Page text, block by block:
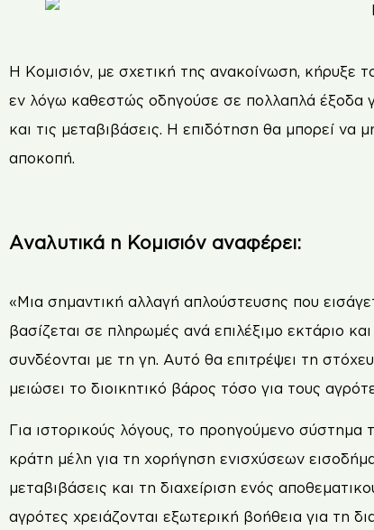
Η Κομισιόν, με σχετική της ανακοίνωση, κήρυξε
εν λόγω καθεστώς οδηγούσε σε πολλαπλά έξοδα
και τις μεταβιβάσεις. Η επιδότηση θα μπορεί να
αποκοπή.
Αναλυτικά η Κομισιόν αναφέρει:
«Μια σημαντική αλλαγή απλούστευσης που
βασίζεται σε πληρωμές ανά επιλέξιμο εκτάριο
συνδέονται με τη γη. Αυτό θα επιτρέψει τη
μειώσει το διοικητικό βάρος τόσο για τους
Για ιστορικούς λόγους, το προηγούμενο σύστημα
κράτη μέλη για τη χορήγηση ενισχύσεων
μεταβιβάσεις και τη διαχείριση ενός
αγρότες χρειάζονται εξωτερική βοήθεια για τη